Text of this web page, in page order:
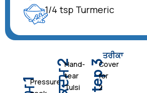
1/4 tsp Turmeric
ਤਰੀਕਾ
Pressureਕਦਮ 2Hand-
tear
Tulsi
Step 3Cover
for
2